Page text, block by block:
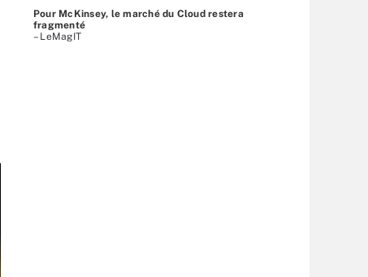
Pour McKinsey, le marché du Cloud restera
fragmenté
– LeMagIT